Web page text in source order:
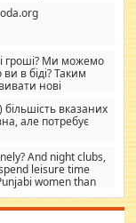
гроші? Ми можемо
в біді? Таким
нові
шанс. Кожен
не зможе, вони
суми, і зрілість
Не чекайте і не
подати, і ми
з нами
термінові
більшість вказаних
але потребує
And night clubs,
leisure time
women than
like 5 star luxury
solitaire free